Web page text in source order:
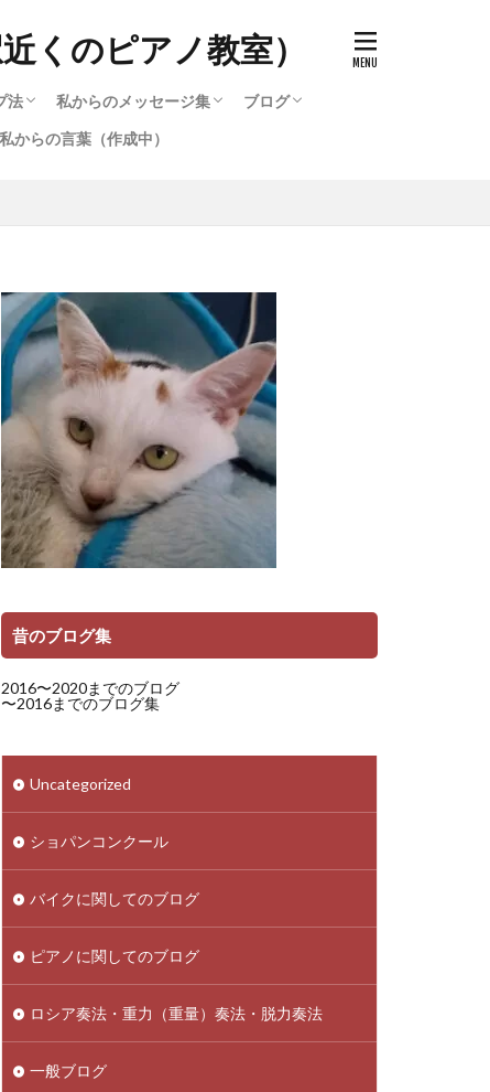
くのピアノ教室）
法
）の作り方
る音色（タッチ）の変化
かすのとどう違うのか
アップ法
法方
・他・テクニック攻略法
方2
中）
ニック攻略法
ノ講座いろいろ
力・重量（重力）奏法
・筋肉痛を治す方法（作
中）
私からのメッセージ集
私からのメッセージ集
メッセージ集のバックナンバー（1996〜
ブログ
私からの言葉（作成中）
昔のブログ集
2016〜2020までのブログ
〜2016までのブログ集
Uncategorized
ショパンコンクール
バイクに関してのブログ
ピアノに関してのブログ
ロシア奏法・重力（重量）奏法・脱力奏法
一般ブログ